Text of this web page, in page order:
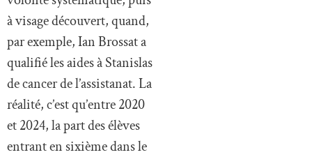
à visage découvert, quand,
par exemple, Ian Brossat a
qualifié les aides à Stanislas
de cancer de l’assistanat. La
réalité, c’est qu’entre 2020
et 2024, la part des élèves
entrant en sixième dans le